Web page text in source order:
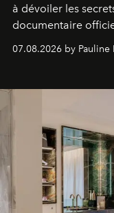
à dévoiler les
documentaire
inédites et plongée
générationnel.
07.08.2026 by